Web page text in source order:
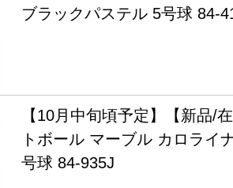
ブラックパステル 5号球 84-
【10月中旬頃予定】【新品/
トボール マーブル カロライ
号球 84-935J